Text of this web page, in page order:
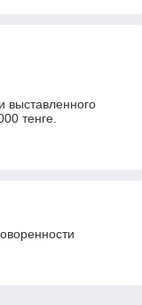
выставленного
тенге.